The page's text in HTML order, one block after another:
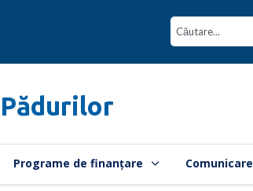
Programe de finanțare Comunicare